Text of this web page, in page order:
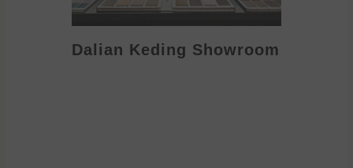
Dalian Keding Showroom